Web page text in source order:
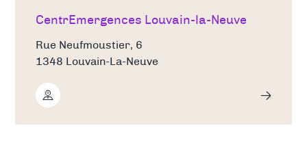
CentrEmergences Louvain-la-Neuve
Rue Neufmoustier, 6
1348 Louvain-La-Neuve